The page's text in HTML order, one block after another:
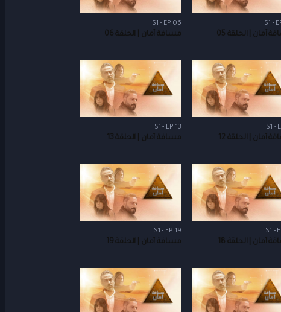
S1 -
أمان | الحلقة 05
S1 - EP 06
مسافة أمان | الحلقة 06
S1 -
أمان | الحلقة 12
S1 - EP 13
مسافة أمان | الحلقة 13
S1 -
أمان | الحلقة 18
S1 - EP 19
مسافة أمان | الحلقة 19